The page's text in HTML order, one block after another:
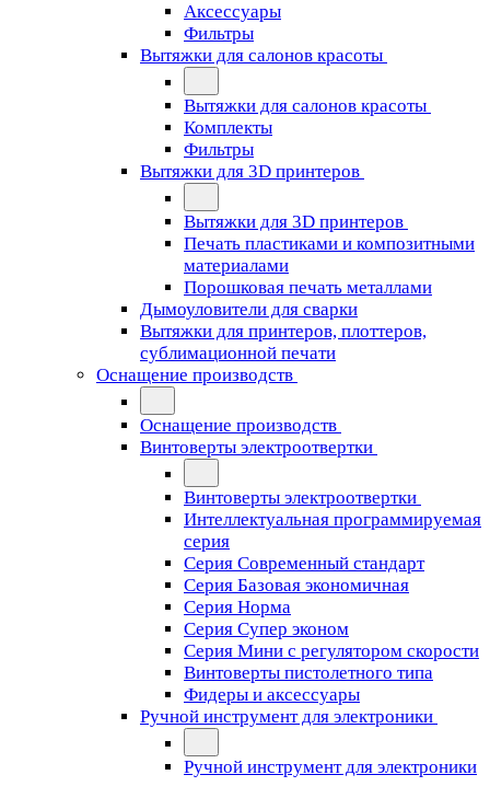
Аксессуары
Фильтры
Вытяжки для салонов красоты
Вытяжки для салонов красоты
Комплекты
Фильтры
Вытяжки для 3D принтеров
Вытяжки для 3D принтеров
Печать пластиками и композитными
материалами
Порошковая печать металлами
Дымоуловители для сварки
Вытяжки для принтеров, плоттеров,
сублимационной печати
Оснащение производств
Оснащение производств
Винтоверты электроотвертки
Винтоверты электроотвертки
Интеллектуальная программируемая
серия
Серия Современный стандарт
Серия Базовая экономичная
Серия Норма
Серия Cупер эконом
Серия Мини с регулятором скорости
Винтоверты пистолетного типа
Фидеры и аксессуары
Ручной инструмент для электроники
Ручной инструмент для электроники